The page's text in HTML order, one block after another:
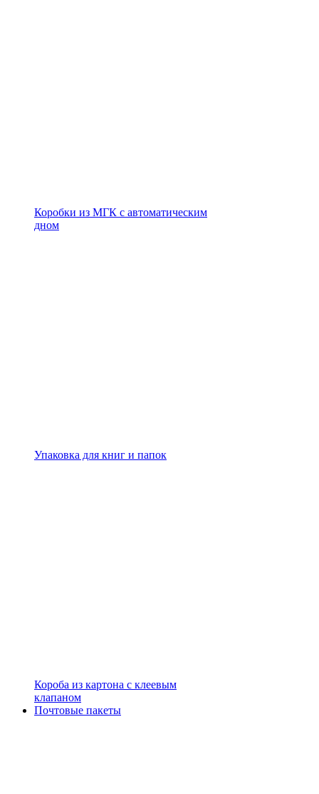
Коробки из МГК с автоматическим
дном
Упаковка для книг и папок
Короба из картона с клеевым
клапаном
Почтовые пакеты